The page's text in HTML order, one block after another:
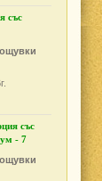
със
със
- 7